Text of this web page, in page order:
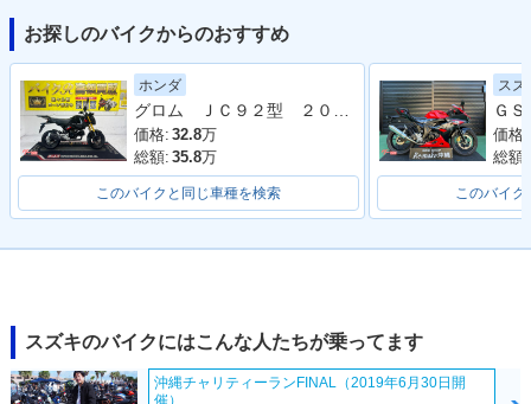
2019年 GSX-S125
ABS・カラーチェン
ジ
5・新登場
お探しのバイクからのおすすめ
ホンダ
グロム ＪＣ９２型 ２０２３年モデル リアキャリア 社外ＢＯＸベース サイドスタンド
価格: 32.8万
総額: 35.8万
このバイクと同じ車種を検索
スズ
価格:
総額:
このバイク
スズキのバイクにはこんな人たちが乗ってます
沖縄チャリティーランFINAL（2019年6月30日開